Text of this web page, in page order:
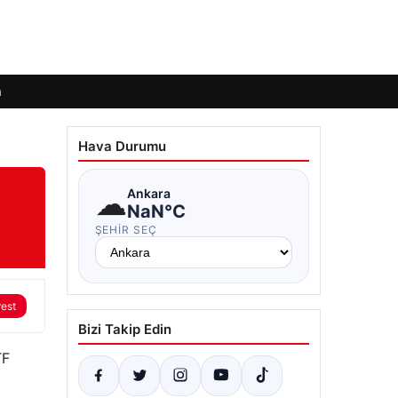
Hava Durumu
☁Ankara
NaN°C
ŞEHIR SEÇ
Bizi Takip Edin